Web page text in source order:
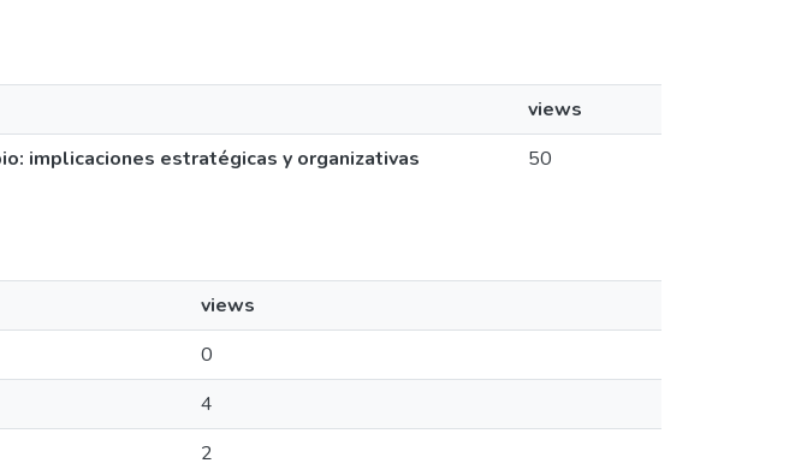
views
implicaciones estratégicas y organizativas
50
views
0
4
2